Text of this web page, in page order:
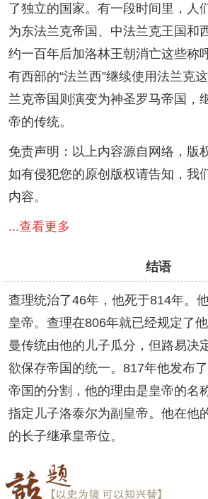
了独立的国家。有一段时间里，人
为东法兰克帝国、中法兰克王国和
约一百年后加洛林王朝消亡这些称
有西部的“法兰西”继续使用法兰克
兰克帝国则演变为神圣罗马帝国，
帝的传统。
免责声明：以上内容源自网络，版
如有侵犯您的原创版权请告知，我
内容。
...查看更多
结语
查理统治了46年，他死于814年。
皇帝。查理在806年就已经规定了
曼传统由他的儿子瓜分，但路易决
欲保存帝国的统一。817年他发布
帝国的分割，他的理由是皇帝的名
指定儿子洛泰尔为副皇帝。他在他
的长子继承皇帝位。